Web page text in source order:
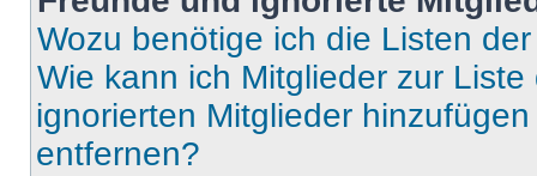
Wozu benötige ich die Listen
Wie kann ich Mitglieder zur
ignorierten Mitglieder
entfernen?